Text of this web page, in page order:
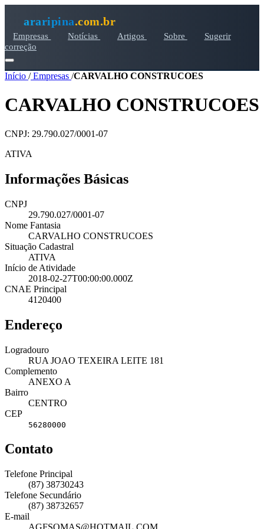
araripina.com.br
Empresas Notícias Artigos Sobre
Sugerir
correção
Início /Empresas /CARVALHO CONSTRUCOES
CARVALHO CONSTRUCOES
CNPJ: 29.790.027/0001-07
ATIVA
Informações Básicas
CNPJ
29.790.027/0001-07
Nome Fantasia
CARVALHO CONSTRUCOES
Situação Cadastral
ATIVA
Início de Atividade
2018-02-27T00:00:00.000Z
CNAE Principal
4120400
Endereço
Logradouro
RUA JOAO TEXEIRA LEITE 181
Complemento
ANEXO A
Bairro
CENTRO
CEP
56280000
Contato
Telefone Principal
(87) 38730243
Telefone Secundário
(87) 38732657
E-mail